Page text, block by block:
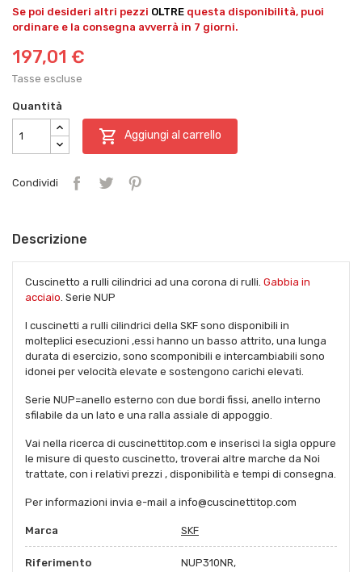
Se poi desideri altri pezzi OLTRE questa disponibilità, puoi
ordinare e la consegna avverrà in 7 giorni.
197,01 €
Tasse escluse
Quantità
 Aggiungi al carrello
Condividi
Descrizione
Cuscinetto a rulli cilindrici ad una corona di rulli. Gabbia in
acciaio . Serie NUP
I cuscinetti a rulli cilindrici della SKF sono disponibili in
molteplici esecuzioni ,essi hanno un basso attrito, una lunga
durata di esercizio, sono scomponibili e intercambiabili sono
idonei per velocità elevate e sostengono carichi elevati.
Serie NUP=anello esterno con due bordi fissi, anello interno
sfilabile da un lato e una ralla assiale di appoggio.
Vai nella ricerca di cuscinettitop.com e inserisci la sigla oppure
le misure di questo cuscinetto, troverai altre marche da Noi
trattate, con i relativi prezzi , disponibilità e tempi di consegna.
Per informazioni invia e-mail a info@cuscinettitop.com
Marca SKF
Riferimento NUP310NR,